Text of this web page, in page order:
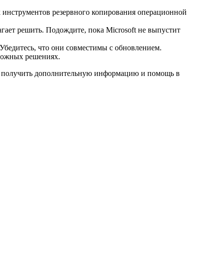
резервного копирования операционной
решить. Подождите, пока Microsoft не выпустит
что они совместимы с обновлением.
решениях.
получить дополнительную информацию и помощь в